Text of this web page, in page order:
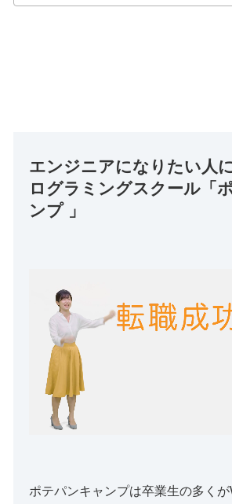
エンジニアになりたい人
ログラミングスクール「
ンプ 」
ポテパンキャンプは卒業生の多く